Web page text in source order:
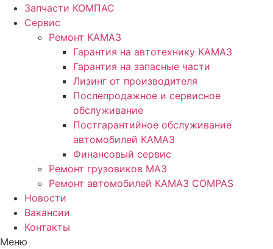
Запчасти КОМПАС
Сервис
Ремонт КАМАЗ
Гарантия на автотехнику КАМАЗ
Гарантия на запасные части
Лизинг от производителя
Послепродажное и сервисное
обслуживание
Постгарантийное обслуживание
автомобилей КАМАЗ
Финансовый сервис
Ремонт грузовиков МАЗ
Ремонт автомобилей КАМАЗ COMPAS
Новости
Вакансии
Контакты
Меню